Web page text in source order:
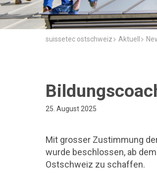
suissetec ostschweiz Aktuell
25. August 2025
Mit grosser Zustimmung
wurde beschlossen, ab
Ostschweiz zu schaffen.